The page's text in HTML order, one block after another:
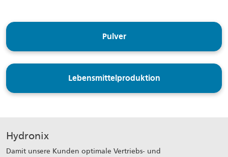
Pulver
Lebensmittelproduktion
Hydronix
Damit unsere Kunden optimale Vertriebs- und